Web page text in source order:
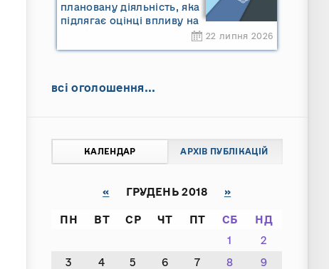
плановану діяльність, яка
підлягає оцінці впливу на
довкілля ТОВАРИСТВО З
ОБМЕЖЕНОЮ
22 липня 2026
всі оголошення...
КАЛЕНДАР АРХІВ ПУБЛІКАЦІЙ
« ГРУДЕНЬ 2018 »
ПН ВТ СР ЧТ ПТ СБ
НД
1
2
3
4 5 6 7 8
9